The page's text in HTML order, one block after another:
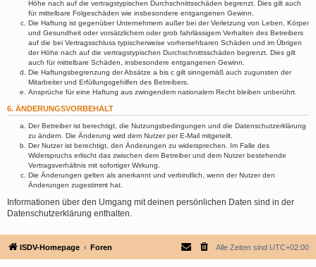
Höhe nach auf die vertragstypischen Durchschnittsschäden begrenzt. Dies gilt auch
für mittelbare Folgeschäden wie insbesondere entgangenen Gewinn.
Die Haftung ist gegenüber Unternehmern außer bei der Verletzung von Leben, Körper
und Gesundheit oder vorsätzlichem oder grob fahrlässigem Verhalten des Betreibers
auf die bei Vertragsschluss typischerweise vorhersehbaren Schäden und im Übrigen
der Höhe nach auf die vertragstypischen Durchschnittsschäden begrenzt. Dies gilt
auch für mittelbare Schäden, insbesondere entgangenen Gewinn.
Die Haftungsbegrenzung der Absätze a bis c gilt sinngemäß auch zugunsten der
Mitarbeiter und Erfüllungsgehilfen des Betreibers.
Ansprüche für eine Haftung aus zwingendem nationalem Recht bleiben unberührt.
6. ÄNDERUNGSVORBEHALT
Der Betreiber ist berechtigt, die Nutzungsbedingungen und die Datenschutzerklärung
zu ändern. Die Änderung wird dem Nutzer per E-Mail mitgeteilt.
Der Nutzer ist berechtigt, den Änderungen zu widersprechen. Im Falle des
Widerspruchs erlischt das zwischen dem Betreiber und dem Nutzer bestehende
Vertragsverhältnis mit sofortiger Wirkung.
Die Änderungen gelten als anerkannt und verbindlich, wenn der Nutzer den
Änderungen zugestimmt hat.
Informationen über den Umgang mit deinen persönlichen Daten sind in der
Datenschutzerklärung enthalten.
ISDV-Homepage Foren Alle Zeiten sind UTC+02:00